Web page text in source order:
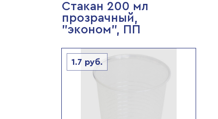
Стакан 200 мл
прозрачный,
"эконом", ПП
1.7 руб.